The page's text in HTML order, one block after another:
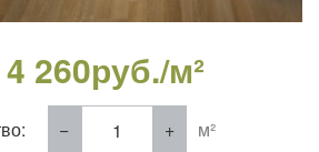
4 260руб./м²
м²